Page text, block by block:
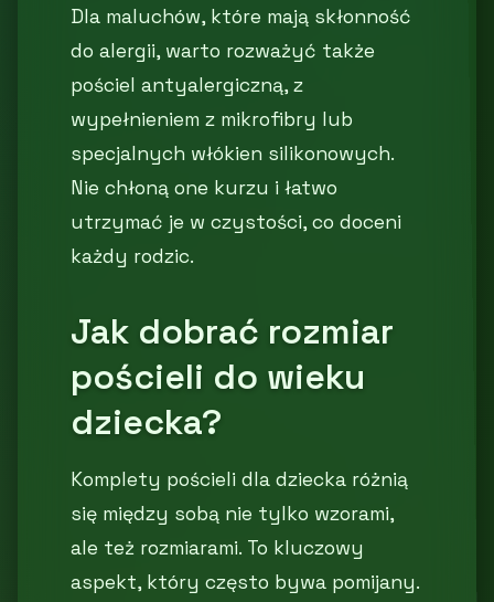
Dla maluchów, które mają skłonność
do alergii, warto rozważyć także
pościel antyalergiczną, z
wypełnieniem z mikrofibry lub
specjalnych włókien silikonowych.
Nie chłoną one kurzu i łatwo
utrzymać je w czystości, co doceni
każdy rodzic.
Jak dobrać rozmiar
pościeli do wieku
dziecka?
Komplety pościeli dla dziecka różnią
się między sobą nie tylko wzorami,
ale też rozmiarami. To kluczowy
aspekt, który często bywa pomijany.